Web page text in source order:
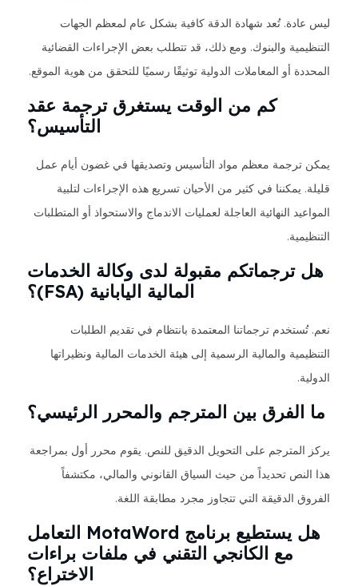
ليس عادة. تُعد شهادة الدقة كافية بشكل عام لمعظم الجهات
التنظيمية والبنوك. ومع ذلك، قد تتطلب بعض الإجراءات القضائية
المحددة أو المعاملات الدولية توثيقًا رسميًا للتحقق من هوية الموقع.
كم من الوقت يستغرق ترجمة عقد
التأسيس؟
يمكن ترجمة معظم مواد التأسيس وتصديقها في غضون أيام عمل
قليلة. يمكننا في كثير من الأحيان تسريع هذه الإجراءات لتلبية
المواعيد النهائية العاجلة لعمليات الاندماج والاستحواذ أو المتطلبات
التنظيمية.
هل ترجماتكم مقبولة لدى وكالة الخدمات
المالية اليابانية (FSA)؟
نعم. تُستخدم ترجماتنا المعتمدة بانتظام في تقديم الطلبات
التنظيمية والمالية الرسمية إلى هيئة الخدمات المالية ونظيراتها
الدولية.
ما الفرق بين المترجم والمحرر الرئيسي؟
يركز المترجم على التحويل الدقيق للنص. يقوم محرر أول بمراجعة
هذا النص تحديداً من حيث السياق القانوني والمالي، مكتشفاً
الفروق الدقيقة التي تتجاوز مجرد مطابقة اللغة.
هل يستطيع برنامج MotaWord التعامل
مع الكانجي التقني في ملفات براءات
الاختراع؟